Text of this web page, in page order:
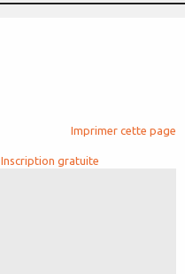
Imprimer cette page
Inscription gratuite